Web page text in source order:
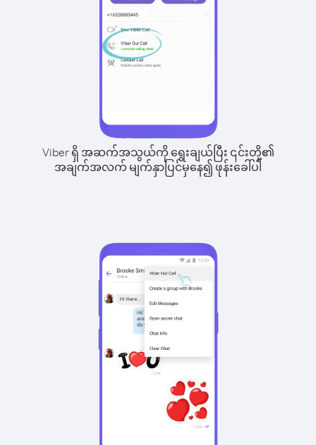
Viber ရှိ အဆက်အသွယ်ကို ရွေးချယ်ပြီး ၎င်းတို့၏
အချက်အလက် မျက်နှာပြင်မှနေ၍ ဖုန်းခေါ်ပါ